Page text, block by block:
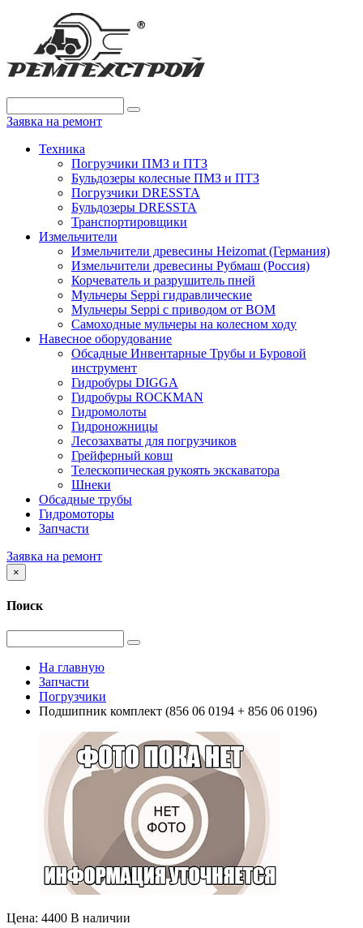
Заявка на ремонт
Техника
Погрузчики ПМЗ и ПТЗ
Бульдозеры колесные ПМЗ и ПТЗ
Погрузчики DRESSTA
Бульдозеры DRESSTA
Транспортировщики
Измельчители
Измельчители древесины Heizomat (Германия)
Измельчители древесины Рубмаш (Россия)
Корчеватель и разрушитель пней
Мульчеры Seppi гидравлические
Мульчеры Seppi с приводом от ВОМ
Самоходные мульчеры на колесном ходу
Навесное оборудование
Обсадные Инвентарные Трубы и Буровой
инструмент
Гидробуры DIGGA
Гидробуры ROCKMAN
Гидромолоты
Гидроножницы
Лесозахваты для погрузчиков
Грейферный ковш
Телескопическая рукоять экскаватора
Шнеки
Обсадные трубы
Гидромоторы
Запчасти
Заявка на ремонт
×
Поиск
На главную
Запчасти
Погрузчики
Подшипник комплект (856 06 0194 + 856 06 0196)
Цена: 4400 В наличии